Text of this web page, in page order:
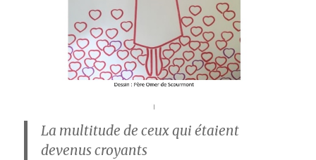
La multitude de ceux qui étaient
devenus croyants